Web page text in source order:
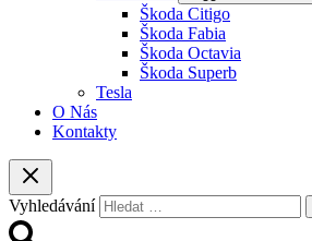
Škoda Citigo
Škoda Fabia
Škoda Octavia
Škoda Superb
Tesla
O Nás
Kontakty
Vyhledávání